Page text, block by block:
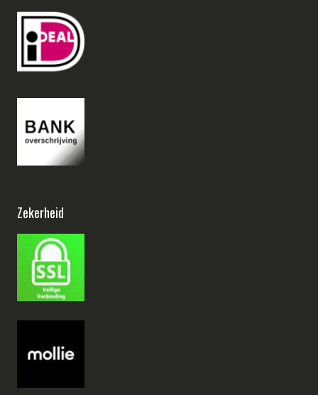
Zekerheid